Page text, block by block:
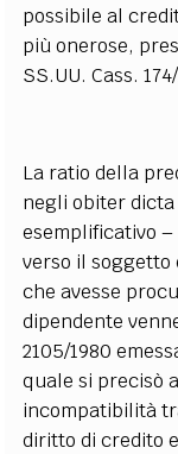
possibile al
più onerose,
SS.UU. Cass.
La ratio della
negli obiter
esemplificativo
verso il
che avesse
dipendente
2105/1980
quale si precisò
incompatibilità
diritto di credito